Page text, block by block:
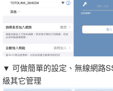
▼ 可做簡單的設定、無線網路
級其它管理